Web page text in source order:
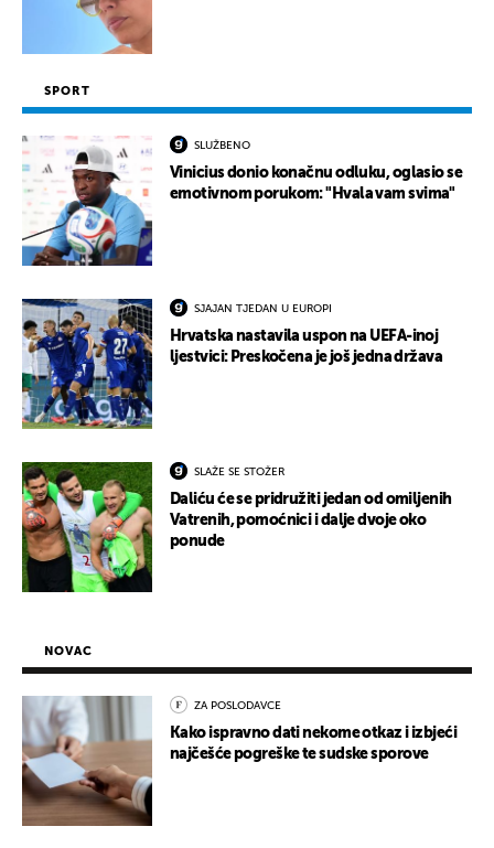
SPORT
SLUŽBENO
Vinicius donio konačnu odluku, oglasio se
emotivnom porukom: "Hvala vam svima"
SJAJAN TJEDAN U EUROPI
Hrvatska nastavila uspon na UEFA-inoj
ljestvici: Preskočena je još jedna država
SLAŽE SE STOŽER
Daliću će se pridružiti jedan od omiljenih
Vatrenih, pomoćnici i dalje dvoje oko
ponude
NOVAC
ZA POSLODAVCE
Kako ispravno dati nekome otkaz i izbjeći
najčešće pogreške te sudske sporove